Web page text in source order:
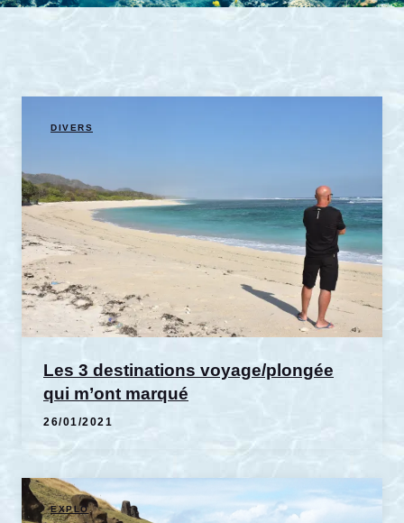
DIVERS
Les 3 destinations voyage/plongée
qui m’ont marqué
26/01/2021
EXPLO